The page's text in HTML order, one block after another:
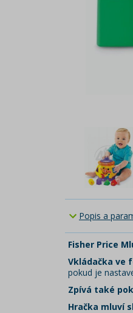
Popis a
Fisher Price
Vkládačka ve
pokud je
Zpívá také
Hračka mluví